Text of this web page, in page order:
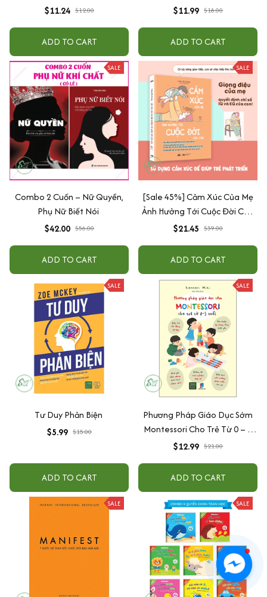
Chiêu Tài Lộc
$11.24 $12.00
ADD TO CART
phật bản mệnh, để ốp lưng
quang
$11.99 $18.00
ADD TO CART
SALE
Combo 2 Cuốn – Nữ Quyền,
Phụ Nữ Biết Nói
$42.00 $56.00
ADD TO CART
SALE
[Sale 45%] Cảm Xúc Của Mẹ
Ảnh Hưởng Tới Cuộc Đời Của
Con
$21.45 $39.00
ADD TO CART
SALE
Tư Duy Phản Biện
$5.99 $15.00
ADD TO CART
SALE
Phương Pháp Giáo Dục Sớm
Montessori Cho Trẻ Từ 0 – 3
Tuổi
$12.99 $21.00
ADD TO CART
SALE SALE